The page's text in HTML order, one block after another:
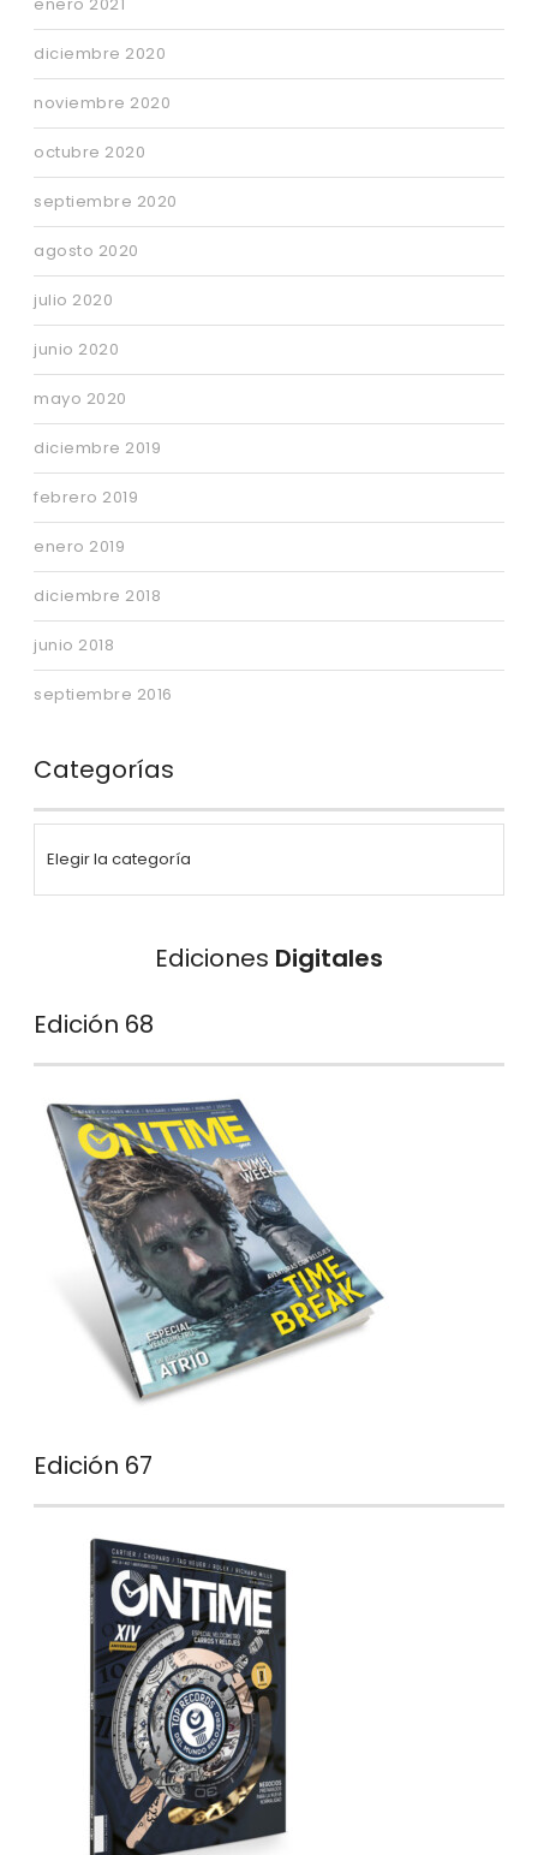
diciembre 2020
noviembre 2020
octubre 2020
septiembre 2020
agosto 2020
julio 2020
junio 2020
mayo 2020
diciembre 2019
febrero 2019
enero 2019
diciembre 2018
junio 2018
septiembre 2016
Categorías
Ediciones Digitales
Edición 68
Edición 67